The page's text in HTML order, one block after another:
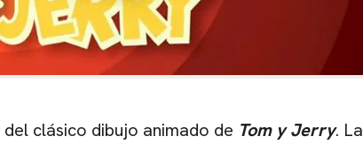
clásico dibujo animado de Tom y Jerry. La